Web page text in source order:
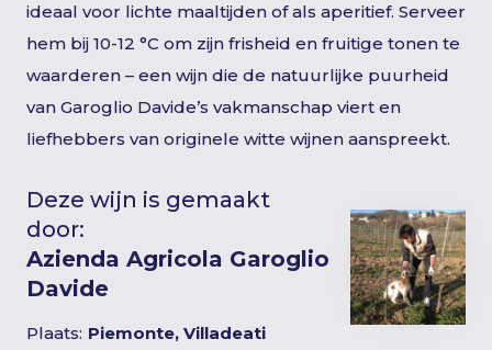
ideaal voor lichte maaltijden of als aperitief. Serveer
hem bij 10-12 °C om zijn frisheid en fruitige tonen te
waarderen – een wijn die de natuurlijke puurheid
van Garoglio Davide’s vakmanschap viert en
liefhebbers van originele witte wijnen aanspreekt.
Deze wijn is gemaakt
door:
Azienda Agricola Garoglio
Davide
Plaats: Piemonte, Villadeati